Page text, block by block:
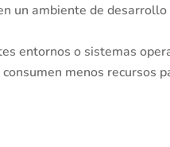
un ambiente de
entornos o sistemas
menos recursos